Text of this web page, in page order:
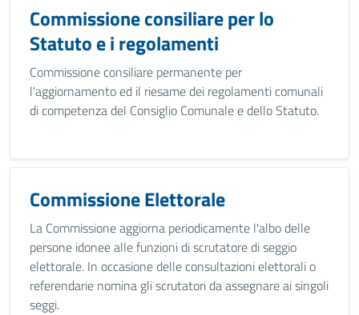
Commissione consiliare per lo
Statuto e i regolamenti
Commissione consiliare permanente per
l'aggiornamento ed il riesame dei regolamenti comunali
di competenza del Consiglio Comunale e dello Statuto.
Commissione Elettorale
La Commissione aggiorna periodicamente l'albo delle
persone idonee alle funzioni di scrutatore di seggio
elettorale. In occasione delle consultazioni elettorali o
referendarie nomina gli scrutatori da assegnare ai singoli
seggi.